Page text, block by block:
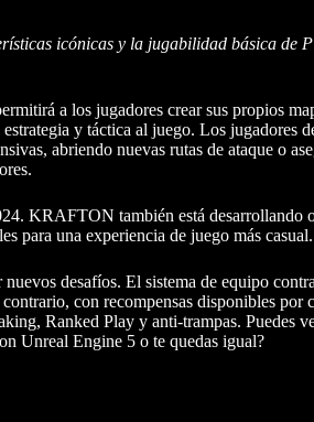
icónicas y la jugabilidad básica de
a los jugadores crear sus propios
y táctica al juego. Los jugadores
abriendo nuevas rutas de ataque o
KRAFTON también está desarrollando
para una experiencia de juego más casual.
desafíos. El sistema de equipo
con recompensas disponibles por
Ranked Play y anti-trampas. Puedes
Unreal Engine 5 o te quedas igual?